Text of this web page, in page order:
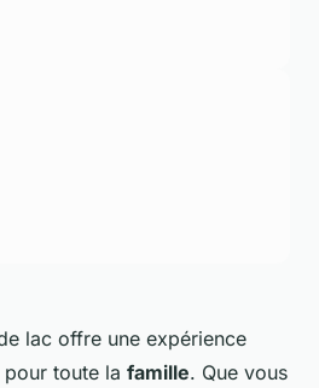
lac offre une expérience
toute la famille. Que vous